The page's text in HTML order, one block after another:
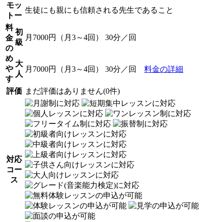
モッ
トー
生徒にも親にも信頼される先生であること
料
金
の
め
や
す
初
級
月7000円（月3～4回） 30分／回
大
人
月7000円（月3～4回） 30分／回 料金の詳細
評価 まだ評価はありません(0件)
対応
コー
ス